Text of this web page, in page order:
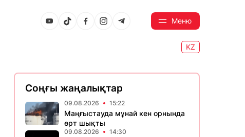
Меню
KZ
Соңғы жаңалықтар
09.08.2026 15:22
Маңғыстауда мұнай кен орнында
өрт шықты
09.08.2026 14:30